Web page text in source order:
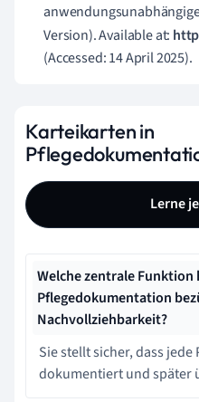
Version). Available at:
(Accessed: 14 April 2025).
Karteikarten in
Lerne
Welche zentrale Funktion
Pflegedokumentation
Nachvollziehbarkeit?
Sie stellt sicher, dass
dokumentiert und später